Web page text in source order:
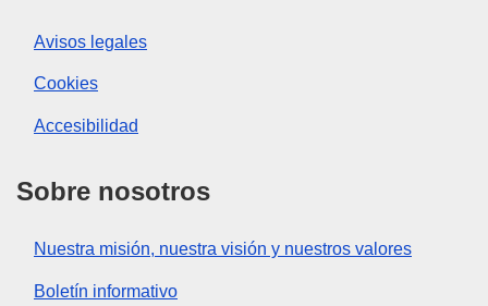
Avisos legales
Cookies
Accesibilidad
Sobre nosotros
Nuestra misión, nuestra visión y nuestros valores
Boletín informativo